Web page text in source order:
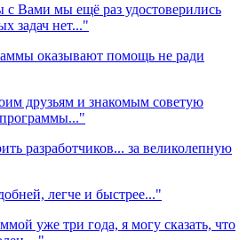
Вами мы ещё раз удостоверились
задач нет..."
оказывают помощь не ради
друзьям и знакомым советую
программы..."
разработчиков... за великолепную
легче и быстрее..."
уже три года, я могу сказать, что